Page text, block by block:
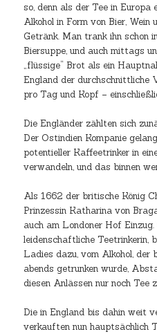
so, denn als der Tee in
Alkohol in Form von Bier,
Getränk. Man trank ihn schon
Biersuppe, und auch mittags
„flüssige“ Brot als ein
England der durchschnittliche
pro Tag und Kopf –
Die Engländer zählten sich
Der Ostindien Kompanie
potentieller Kaffeetrinker in
verwandeln, und das binnen
Als 1662 der britische König
Prinzessin Katharina von
auch am Londoner Hof
leidenschaftliche Teetrinkerin,
Ladies dazu, vom Alkohol, der
abends getrunken wurde,
diesen Anlässen nur noch Tee
Die in England bis dahin weit
verkauften nun hauptsächlich